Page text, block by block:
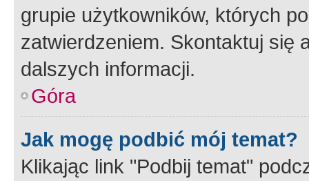
grupie użytkowników, których
zatwierdzeniem. Skontaktuj się
dalszych informacji.
Góra
Jak mogę podbić mój temat?
Klikając link "Podbij temat"